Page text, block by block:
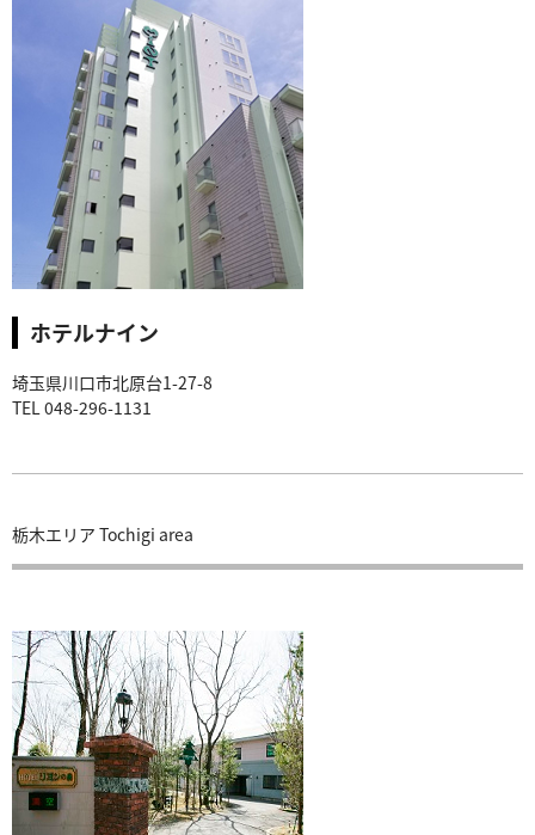
ホテルナイン
埼玉県川口市北原台1-27-8
TEL 048-296-1131
栃木エリア Tochigi area